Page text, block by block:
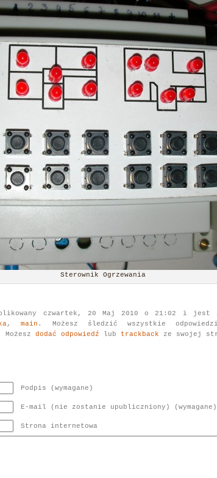
Sterownik Ogrzewania
czwartek, 20 Maj 2010 o 21:02 i jest
,main . Możesz śledzić wszystkie
Możesz dodać odpowiedź lub trackback ze swojej
Podpis (wymagane)
E-mail (nie zostanie upubliczniony) (wymagane)
Strona internetowa